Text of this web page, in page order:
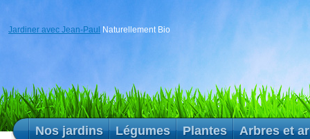
Jardiner avec Jean-Paul Naturellement Bio
Nos jardins Légumes Plantes
Arbres et